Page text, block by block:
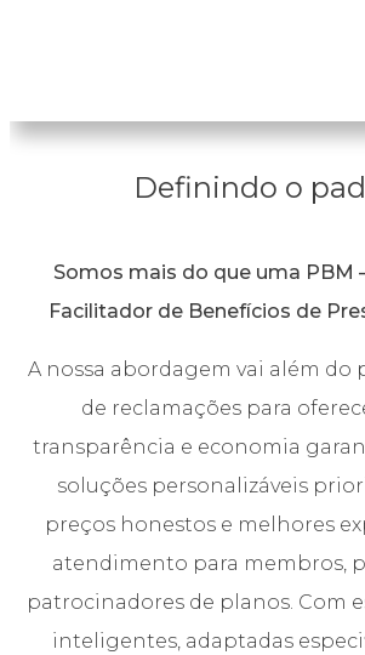
Definindo o
Somos mais do que uma
Facilitador de Benefícios de
A nossa abordagem vai além do
de reclamações para
transparência e economia
soluções personalizáveis
preços honestos e melhores
atendimento para membros,
patrocinadores de planos. Com
inteligentes, adaptadas